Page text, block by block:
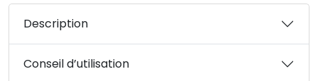
Description
Conseil d’utilisation